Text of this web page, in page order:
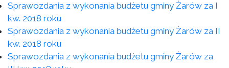
Sprawozdania z wykonania budżetu gminy Żarów za I
kw. 2018 roku
Sprawozdania z wykonania budżetu gminy Żarów za II
kw. 2018 roku
Sprawozdania z wykonania budżetu gminy Żarów za